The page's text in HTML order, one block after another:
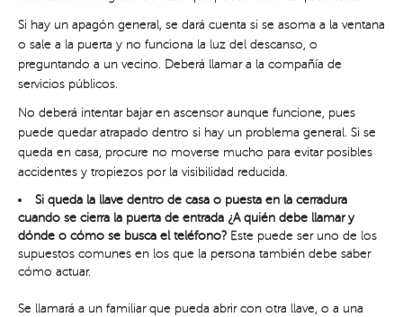
Si hay un apagón general, se dará cuenta si se asoma a la ventana
o sale a la puerta y no funciona la luz del descanso, o
preguntando a un vecino. Deberá llamar a la compañía de
servicios públicos.
No deberá intentar bajar en ascensor aunque funcione, pues
puede quedar atrapado dentro si hay un problema general. Si se
queda en casa, procure no moverse mucho para evitar posibles
accidentes y tropiezos por la visibilidad reducida.
Si queda la llave dentro de casa o puesta en la cerradura
cuando se cierra la puerta de entrada ¿A quién debe llamar y
dónde o cómo se busca el teléfono? Este puede ser uno de los
supuestos comunes en los que la persona también debe saber
cómo actuar.
Se llamará a un familiar que pueda abrir con otra llave, o a una